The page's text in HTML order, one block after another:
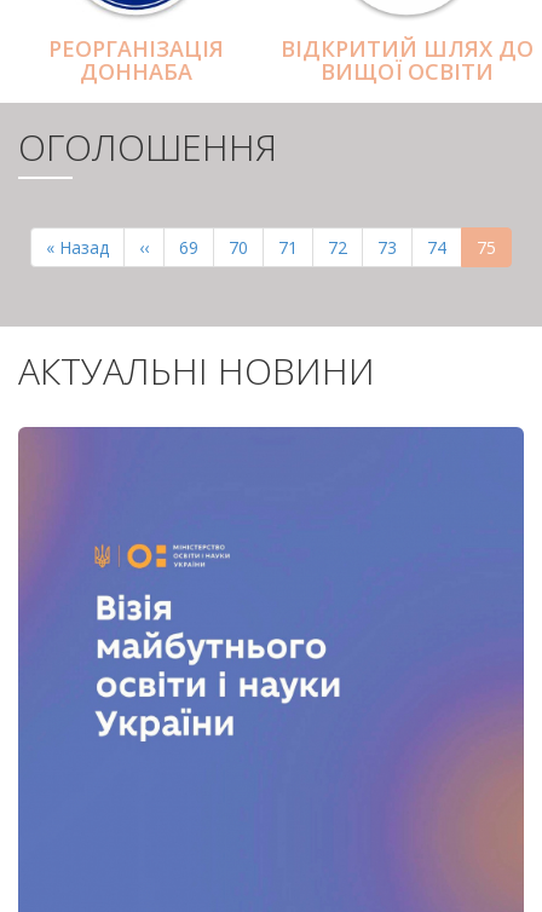
РЕОРГАНІЗАЦІЯ
ДОННАБА
ВІДКРИТИЙ ШЛЯХ ДО
ВИЩОЇ ОСВІТИ
ОГОЛОШЕННЯ
СТОРІНКИ
Перша
сторінка
« Назад
Попередня
сторінка
‹‹ Page
69 Page
70 Page
71 Page
72 Page
73 Page
74 75
АКТУАЛЬНІ НОВИНИ